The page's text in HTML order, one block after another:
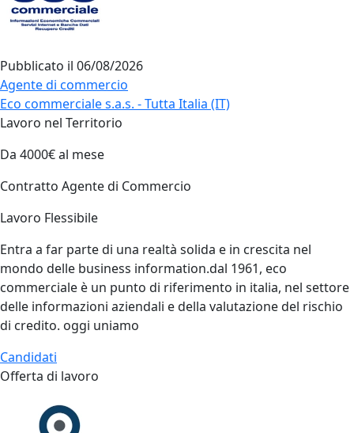
Pubblicato il 06/08/2026
Agente di commercio
Eco commerciale s.a.s. - Tutta Italia (IT)
Lavoro nel Territorio
Da 4000€ al mese
Contratto Agente di Commercio
Lavoro Flessibile
Entra a far parte di una realtà solida e in crescita nel
mondo delle business information.dal 1961, eco
commerciale è un punto di riferimento in italia, nel settore
delle informazioni aziendali e della valutazione del rischio
di credito. oggi uniamo
Candidati
Offerta di lavoro